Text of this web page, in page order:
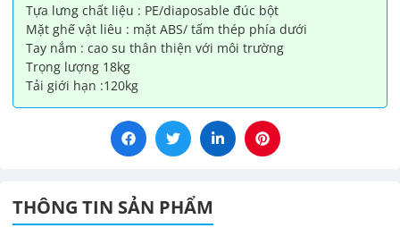
Tựa lưng chất liệu : PE/diaposable đúc bột
Mặt ghế vật liêu : mặt ABS/ tấm thép phía dưới
Tay nắm : cao su thân thiện với môi trường
Trọng lượng 18kg
Tải giới hạn :120kg
THÔNG TIN SẢN PHẨM